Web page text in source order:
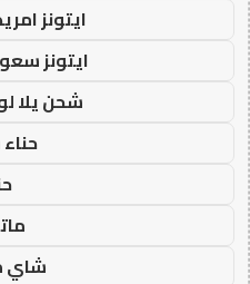
ايتونز
ايتونز
شحن يلا
شاي